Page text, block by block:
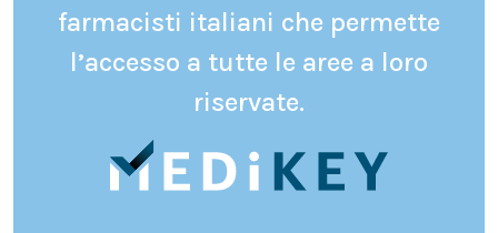
farmacisti italiani che permette
l’accesso a tutte le aree a loro
riservate.